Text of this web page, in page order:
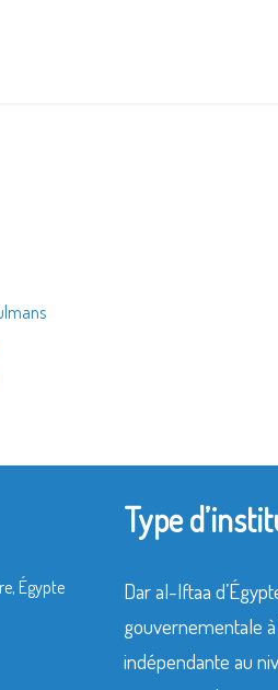
Égypte
Type
Dar al-Iftaa
gouvernementale
indépendante au